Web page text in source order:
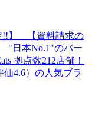
!!】 【資料請求の
"日本No.1"のバー
拠点数212店舗！
価4.6）の人気ブラ